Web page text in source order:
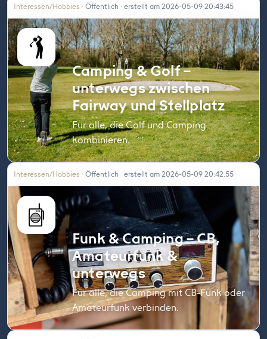
Interessen/Hobbies · Öffentlich · erstellt am 2026-05-09 20:43:45
Camping & Golf –
unterwegs zwischen
Fairway und Stellplatz
Für alle, die Golf und Camping
kombinieren.
Interessen/Hobbies · Öffentlich · erstellt am 2026-05-09 20:42:55
Funk & Camping – CB,
Amateurfunk &
unterwegs
Für alle, die Camping mit CB-Funk oder
Amateurfunk verbinden.